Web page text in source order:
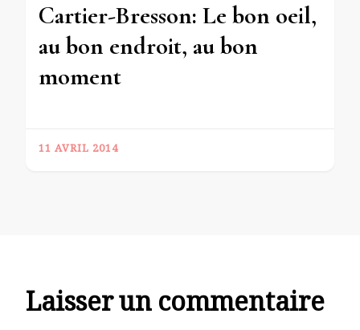
Cartier-Bresson: Le bon oeil,
au bon endroit, au bon
moment
11 AVRIL 2014
Laisser un commentaire